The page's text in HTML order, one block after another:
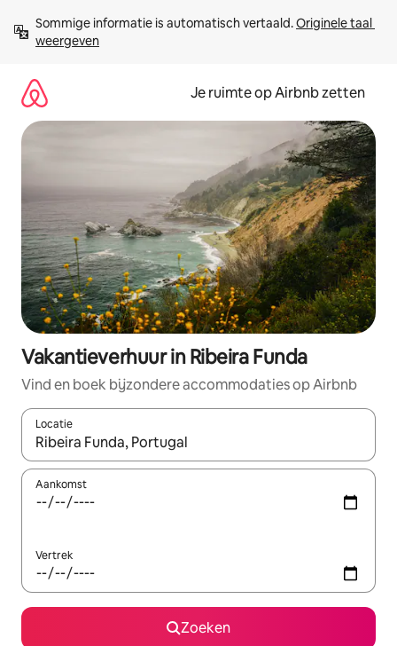
direct
naar
Sommige informatie is automatisch vertaald. Originele taal
weergeven
Je ruimte op Airbnb zetten
Vakantieverhuur in Ribeira Funda
Vind en boek bijzondere accommodaties op Airbnb
Locatie
Wanneer er suggesties beschikbaar zijn, maak je een keuze
Aankomst
Vertrek
Zoeken